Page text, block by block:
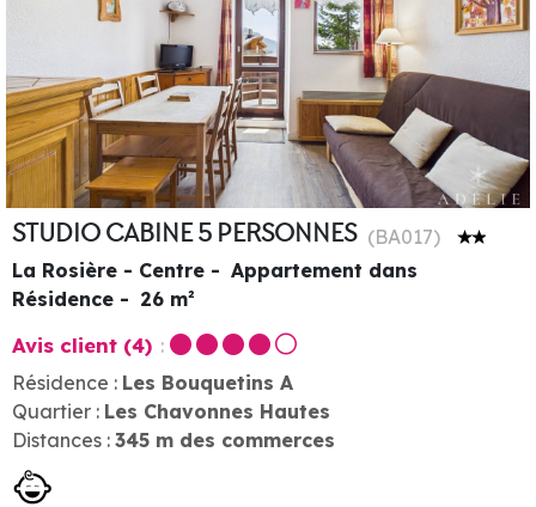
STUDIO CABINE 5 PERSONNES (BA017)
La Rosière - Centre
Appartement dans
Résidence
26 m²
Avis client (4)
Résidence : Les Bouquetins A
Quartier : Les Chavonnes Hautes
Distances : 345 m des commerces